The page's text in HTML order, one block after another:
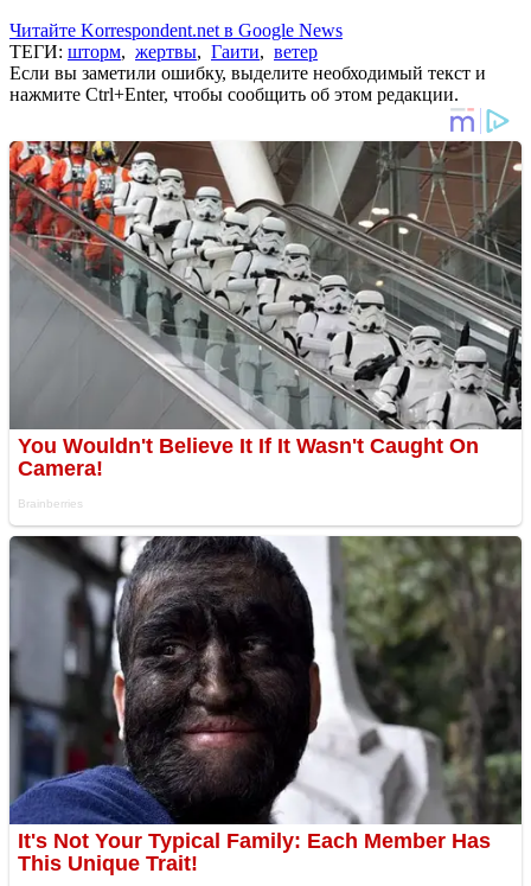
Читайте Korrespondent.net в Google News
ТЕГИ: шторм, жертвы, Гаити, ветер
Если вы заметили ошибку, выделите необходимый текст и
нажмите Ctrl+Enter, чтобы сообщить об этом редакции.